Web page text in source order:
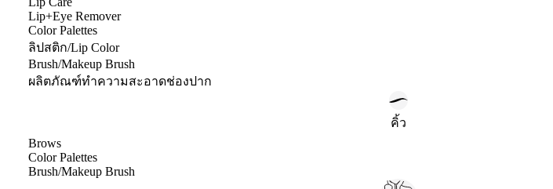
Lip+Eye Remover
Color Palettes
ลิปสติก/Lip Color
Brush/Makeup Brush
ผลิตภัณฑ์ทำความสะอาดช่องปาก
คิ้ว
Brows
Color Palettes
Brush/Makeup Brush